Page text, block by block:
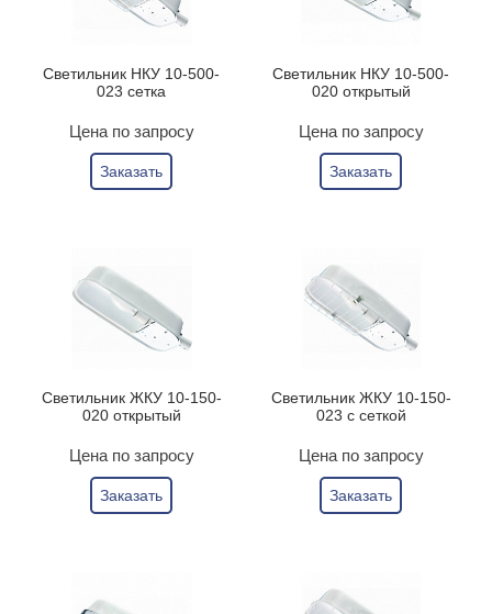
Светильник НКУ 10-500-
023 сетка
Цена по запросу
Заказать
Светильник НКУ 10-500-
020 открытый
Цена по запросу
Заказать
Светильник ЖКУ 10-150-
020 открытый
Цена по запросу
Заказать
Светильник ЖКУ 10-150-
023 с сеткой
Цена по запросу
Заказать